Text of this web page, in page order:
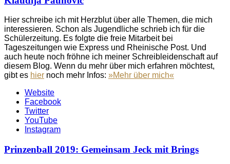
Hier schreibe ich mit Herzblut über alle Themen, die mich
interessieren. Schon als Jugendliche schrieb ich für die
Schülerzeitung. Es folgte die freie Mitarbeit bei
Tageszeitungen wie Express und Rheinische Post. Und
auch heute noch fröhne ich meiner Schreibleidenschaft auf
diesem Blog. Wenn du mehr über mich erfahren möchtest,
gibt es hier noch mehr Infos: »Mehr über mich«
Website
Facebook
Twitter
YouTube
Instagram
Prinzenball 2019: Gemeinsam Jeck mit Brings